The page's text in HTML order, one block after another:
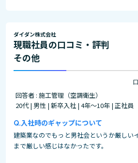
ダイダン株式会社
現職社員の口コミ・評判
その他
回答者 : 施工管理（空調衛生）
20代 | 男性 | 新卒入社 | 4年～10年 | 正社員
入社時のギャップについて
建築業なのでもっと男社会というか厳しい
まで厳しい感じはなかったです。